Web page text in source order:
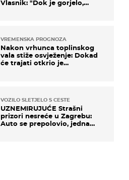
Vlasnik: "Dok je gorjelo,
VREMENSKA PROGNOZA
Nakon vrhunca toplinskog
vala stiže osvježenje: Dokad
će trajati otkrio je
VOZILO SLETJELO S CESTE
UZNEMIRUJUĆE Strašni
prizori nesreće u Zagrebu:
Auto se prepolovio, jedna